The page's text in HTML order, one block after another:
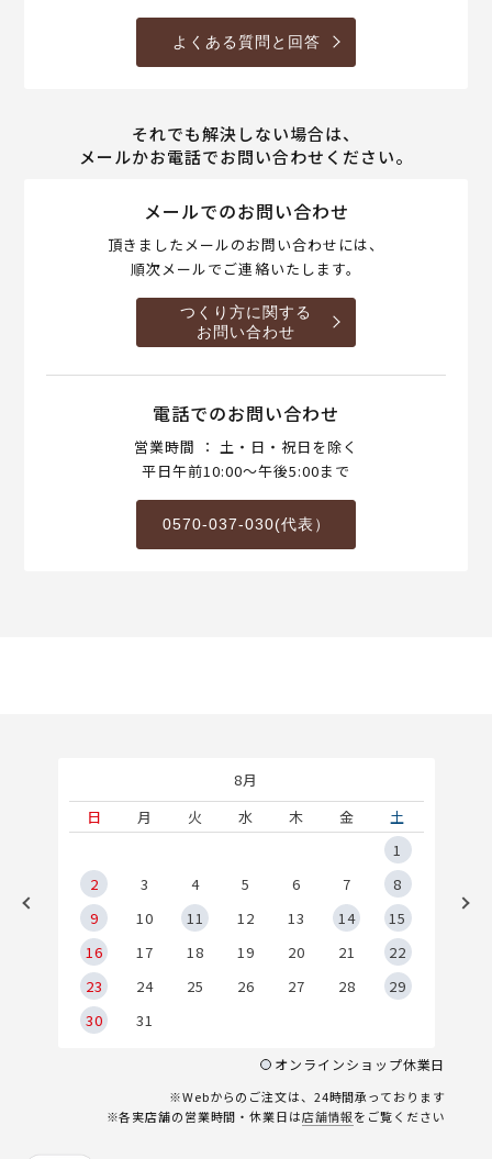
よくある質問と回答
それでも解決しない場合は、
メールかお電話でお問い合わせください。
メールでのお問い合わせ
頂きましたメールのお問い合わせには、
順次メールでご連絡いたします。
つくり方に関する
お問い合わせ
電話でのお問い合わせ
営業時間 ： 土・日・祝日を除く
平日午前10:00～午後5:00まで
0570-037-030(代表）
8月
日
月 火 水 木 金
土
1
2
3 4 5 6 7
8
9
10 11 12 13 14
15
16
17 18 19 20 21
22
23
24 25 26 27 28
29
30
31
オンラインショップ休業日
※Webからのご注文は、24時間承っております
※各実店舗の営業時間・休業日は店舗情報をご覧ください